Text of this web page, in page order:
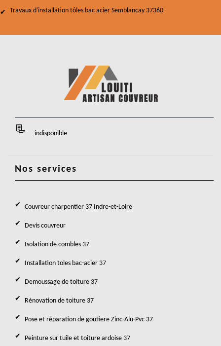
Travaux d'installation tôles bac acier Semblancay 37360
indisponible
Nos services
Couvreur charpentier 37 Indre-et-Loire
Devis couvreur
Isolation de combles 37
Installation toles bac-acier 37
Demoussage de toiture 37
Rénovation de toiture 37
Pose et réparation de goutiere Zinc-Alu-Pvc 37
Peinture sur tuile et toiture ardoise 37